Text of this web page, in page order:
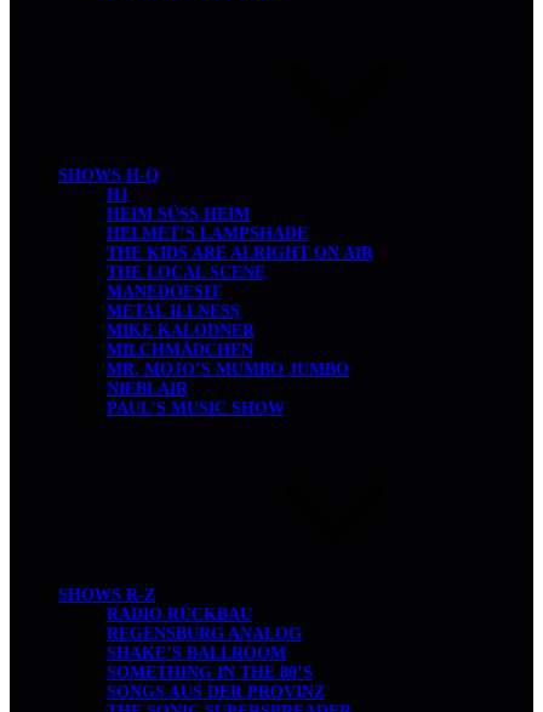
SHOWS H-Q
H1
HEIM SÜSS HEIM
HELMET’S LAMPSHADE
THE KIDS ARE ALRIGHT ON AIR
THE LOCAL SCENE
MANEDOESIT
METAL ILLNESS
MIKE KALODNER
MILCHMÄDCHEN
MR. MOJO’S MUMBO JUMBO
NIEBLAIR
PAUL’S MUSIC SHOW
SHOWS R-Z
RADIO RÜCKBAU
REGENSBURG ANALOG
SHAKE’S BALLROOM
SOMETHING IN THE 80’S
SONGS AUS DER PROVINZ